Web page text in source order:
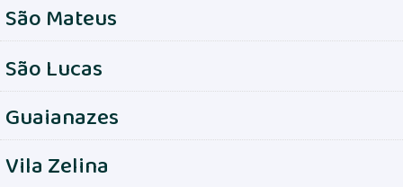
São Mateus
São Lucas
Guaianazes
Vila Zelina